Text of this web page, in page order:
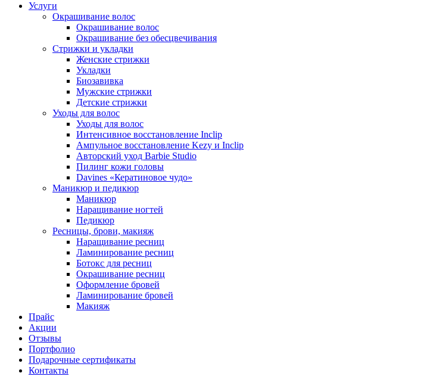
Услуги
Окрашивание волос
Окрашивание волос
Окрашивание без обесцвечивания
Стрижки и укладки
Женские стрижки
Укладки
Биозавивка
Мужские стрижки
Детские стрижки
Уходы для волос
Уходы для волос
Интенсивное восстановление Inclip
Ампульное восстановление Kezy и Inclip
Авторский уход Barbie Studio
Пилинг кожи головы
Davines «Кератиновое чудо»
Маникюр и педикюр
Маникюр
Наращивание ногтей
Педикюр
Ресницы, брови, макияж
Наращивание ресниц
Ламинирование ресниц
Ботокс для ресниц
Окрашивание ресниц
Оформление бровей
Ламинирование бровей
Макияж
Прайс
Акции
Отзывы
Портфолио
Подарочные сертификаты
Контакты